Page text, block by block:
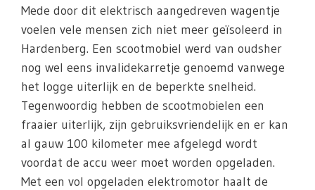
Mede door dit elektrisch aangedreven wagentje
voelen vele mensen zich niet meer geïsoleerd in
Hardenberg. Een scootmobiel werd van oudsher
nog wel eens invalidekarretje genoemd vanwege
het logge uiterlijk en de beperkte snelheid.
Tegenwoordig hebben de scootmobielen een
fraaier uiterlijk, zijn gebruiksvriendelijk en er kan
al gauw 100 kilometer mee afgelegd wordt
voordat de accu weer moet worden opgeladen.
Met een vol opgeladen elektromotor haalt de